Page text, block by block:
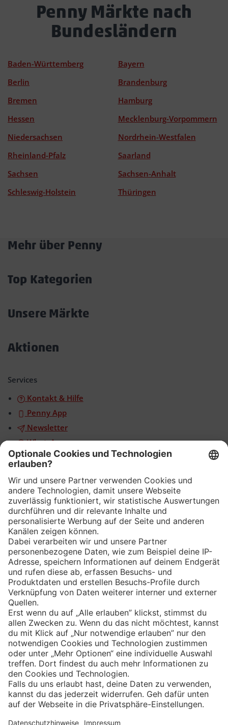
Penny Märkte nach
Bundesländern
Baden-Württemberg
Bayern
Berlin
Brandenburg
Bremen
Hamburg
Hessen
Mecklenburg-Vorpommern
Niedersachsen
Nordrhein-Westfalen
Rheinland-Pfalz
Saarland
Sachsen
Sachsen-Anhalt
Schleswig-Holstein
Thüringen
Mehr über Penny
Top Kategorien
Unsere Märkte
Aktionen
Services
Kontakt & Hilfe
Penny App
Newsletter
WhatsApp
App
Eishockey
Impressum